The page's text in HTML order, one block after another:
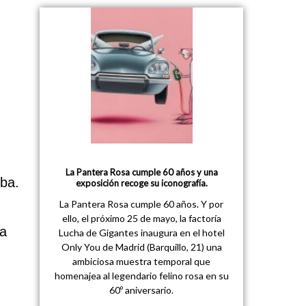
La Pantera Rosa cumple 60 años y una
exposición recoge su iconografía.
La Pantera Rosa cumple 60 años. Y por
ello, el próximo 25 de mayo, la factoría
Lucha de Gigantes inaugura en el hotel
Only You de Madrid (Barquillo, 21) una
ambiciosa muestra temporal que
homenajea al legendario felino rosa en su
60º aniversario.